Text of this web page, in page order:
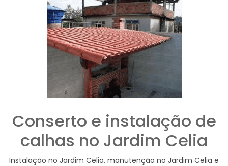
Conserto e instalação de
calhas no Jardim Celia
Instalação no Jardim Celia, manutenção no Jardim Celia e